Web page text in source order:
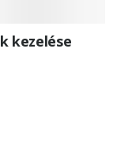
kezelése